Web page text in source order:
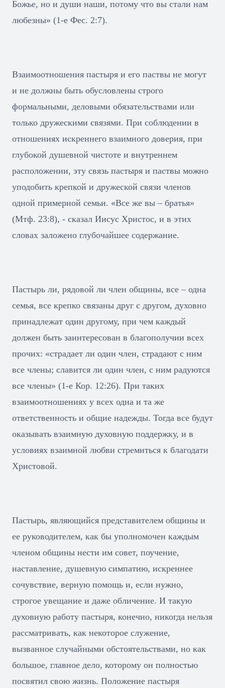
Божье, но и души наши, потому что вы стали нам
любезны» (1-е Фес. 2:7).
Взаимоотношения пастыря и его паствы не могут
и не должны быть обусловлены строго
формальными, деловыми обязательствами или
только дружескими связями. При соблюдении в
отношениях искреннего взаимного доверия, при
глубокой душевной чистоте и внутреннем
расположении, эту связь пастыря и паствы можно
уподобить крепкой и дружеской связи членов
одной примерной семьи. «Все же вы – братья»
(Мтф. 23:8), - сказал Иисус Христос, и в этих
словах заложено глубочайшее содержание.
Пастырь ли, рядовой ли член общины, все – одна
семья, все крепко связаны друг с другом, духовно
принадлежат один другому, при чем каждый
должен быть заинтересован в благополучии всех
прочих: «страдает ли один член, страдают с ним
все члены; славится ли один член, с ним радуются
все члены» (1-е Кор. 12:26). При таких
взаимоотношениях у всех одна и та же
ответственность и общие надежды. Тогда все будут
оказывать взаимную духовную поддержку, и в
условиях взаимной любви стремиться к благодати
Христовой.
Пастырь, являющийся представителем общины и
ее руководителем, как бы уполномочен каждым
членом общины нести им совет, поучение,
наставление, душевную симпатию, искреннее
сочувствие, верную помощь и, если нужно,
строгое увещание и даже обличение. И такую
духовную работу пастыря, конечно, никогда нельзя
рассматривать, как некоторое служение,
вызванное случайными обстоятельствами, но как
большое, главное дело, которому он полностью
посвятил свою жизнь. Положение пастыря